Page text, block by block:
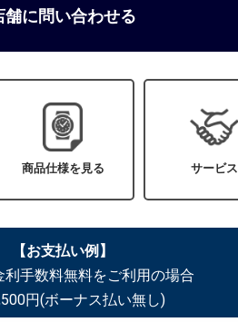
舗に問い合わせる
商品仕様を見る サービス
【お支払い例】
利手数料無料をご利用の場合
円(ボーナス払い無し)